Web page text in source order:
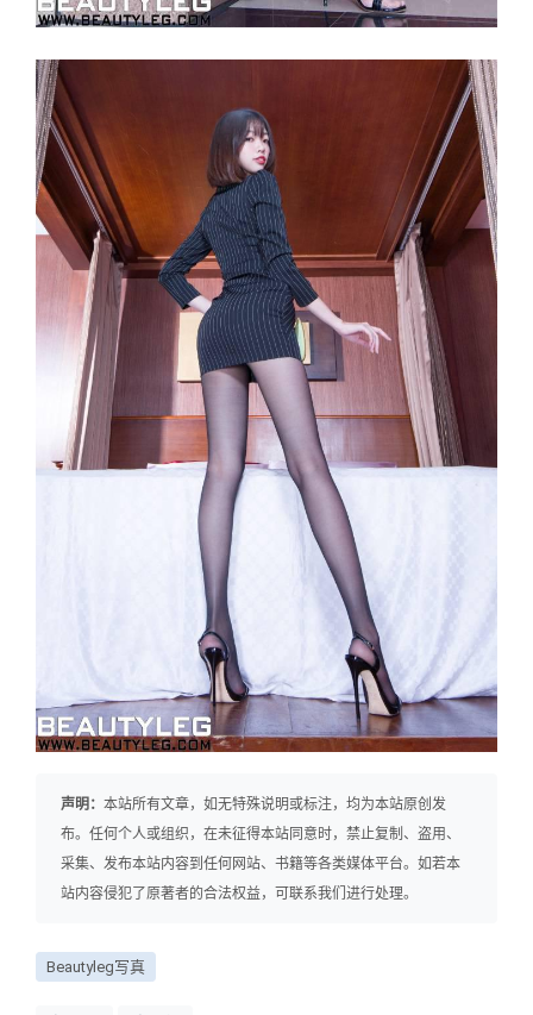
声明： 本站所有文章，如无特殊说明或标注，均为本站原创发
布。任何个人或组织，在未征得本站同意时，禁止复制、盗用、
采集、发布本站内容到任何网站、书籍等各类媒体平台。如若本
站内容侵犯了原著者的合法权益，可联系我们进行处理。
Beautyleg写真